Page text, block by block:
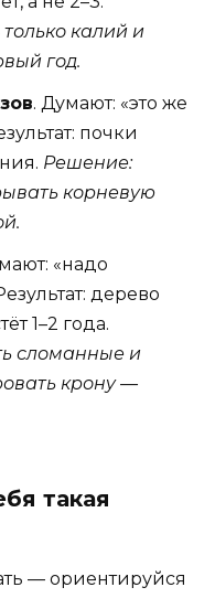
калий и
год.
. Думают: «это же
почки
Решение:
корневую
«надо
дерево
1–2 года.
сломанные и
крону —
такая
— ориентируйся